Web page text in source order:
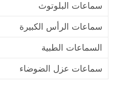
سماعات البلوتوث
سماعات الرأس الكبيرة
السماعات الطبية
سماعات عزل الضوضاء